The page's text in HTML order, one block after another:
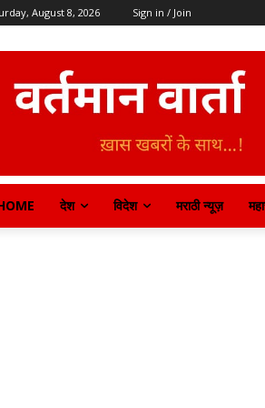
August 8, 2026 Sign in / Join
देश विदेश मराठी न्यूज़